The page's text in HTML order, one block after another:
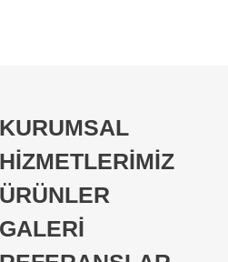
KURUMSAL
HİZMETLERİMİZ
ÜRÜNLER
GALERİ